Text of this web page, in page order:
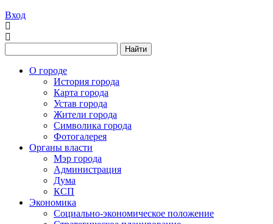
Вход
Найти
О городе
История города
Карта города
Устав города
Жители города
Символика города
Фотогалерея
Органы власти
Мэр города
Администрация
Дума
КСП
Экономика
Социально-экономическое положение